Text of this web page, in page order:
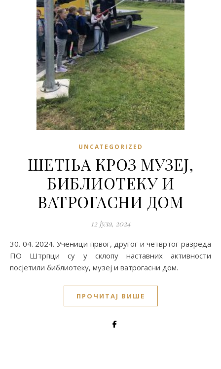
UNCATEGORIZED
ШЕТЊА КРОЗ МУЗЕЈ,
БИБЛИОТЕКУ И
ВАТРОГАСНИ ДОМ
12 јула, 2024
30. 04. 2024. Ученици првог, другог и четвртог разреда
ПO Штрпци су у склопу наставних активности
посјетили библиотеку, музеј и ватрогасни дом.
ПРОЧИТАЈ ВИШЕ